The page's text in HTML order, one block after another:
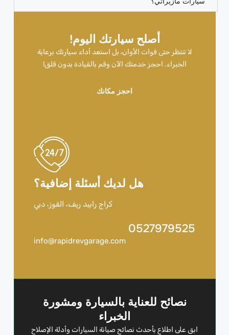
أصلح سيارتك اليوم!
لا تنتظر حتى فوات الأوان، بل استعد أداء سيارتك برعاية
الخبراء. احجز خدمتك الآن وقم بالقيادة بدون قلق!
احجز مكانك
هل لديك أسئلة إضافية؟
كراج رابيد ريف، القوز، دبي
0527979525
info@rapidrevgarage.com
نصائح للعناية بالسيارة ومشورة
الخبراء
ابق على اطلاع بأحدث نصائح صيانة السيارات وأدلة الإصلاح